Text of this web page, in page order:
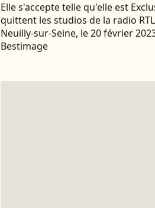
Elle s'accepte telle qu'elle est
quittent les studios de la radio
Neuilly-sur-Seine, le 20 février
Bestimage